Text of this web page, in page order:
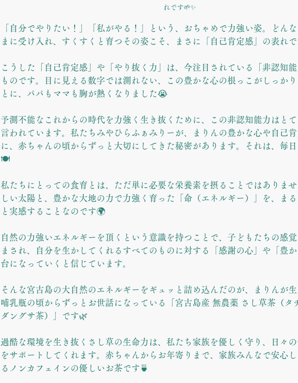
れです🌱✨
「自分でやりたい！」「私がやる！」という、おちゃめで力強い姿。どん
まに受け入れ、すくすくと育つその姿こそ、まさに「自己肯定感」の表れ
こうした「自己肯定感」や「やり抜く力」は、今注目されている「非認知
ものです。目に見える数字では測れない、この豊かな心の根っこがしっか
とに、パパもママも胸が熱くなりました😭
予測不能なこれからの時代を力強く生き抜くために、この非認知能力はと
言われています。私たちみやひらふぁみりーが、まりんの豊かな心や自己
に、赤ちゃんの頃からずっと大切にしてきた秘密があります。それは、毎
🍽️
私たちにとっての食育とは、ただ単に必要な栄養素を摂ることではありま
しい太陽と、豊かな大地の力で力強く育った「命（エネルギー）」を、ま
と実感することなのです🌍
自然の力強いエネルギーを頂くという意識を持つことで、子どもたちの感
まされ、自分を生かしてくれるすべてのものに対する「感謝の心」や「豊
台になっていくと信じています。
そんな宮古島の大自然のエネルギーをギュッと詰め込んだのが、まりんが
哺乳瓶の頃からずっとお世話になっている「宮古島産 無農薬 さし草茶（タ
ダングサ茶）」です🌿
過酷な環境を生き抜くさし草の生命力は、私たち家族を優しく守り、日々
をサポートしてくれます。赤ちゃんからお年寄りまで、家族みんなで安心
るノンカフェインの優しいお茶です🍵